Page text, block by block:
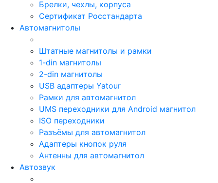
Брелки, чехлы, корпуса
Сертификат Росстандарта
Автомагнитолы
Штатные магнитолы и рамки
1-din магнитолы
2-din магнитолы
USB адаптеры Yatour
Рамки для автомагнитол
UMS переходники для Android магнитол
ISO переходники
Разъёмы для автомагнитол
Адаптеры кнопок руля
Антенны для автомагнитол
Автозвук